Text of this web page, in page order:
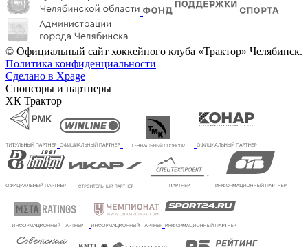
© Официальный сайт хоккейного клуба «Трактор» Челябинск.
Политика конфиденциальности
Сделано в Xpage
Спонсоры и партнеры
ХК Трактор